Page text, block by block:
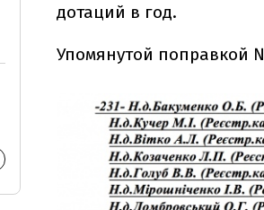
дотаций в год.
Упомянутой поправкой